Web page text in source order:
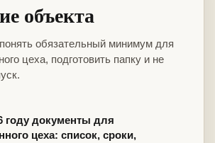
объекта
обязательный минимум для
цеха, подготовить папку и не
году документы для
цеха: список, сроки,